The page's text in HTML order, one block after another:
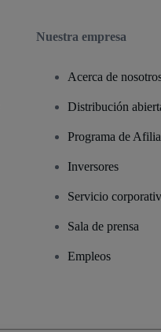
Nuestra empresa
Acerca de
Distribución
Programa de
Inversores
Servicio
Sala de prensa
Empleos